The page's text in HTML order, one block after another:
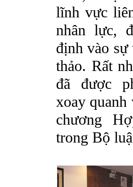
lĩnh vực
nhân lực,
định vào sự
thảo. Rất
đã được
xoay
chương
trong Bộ